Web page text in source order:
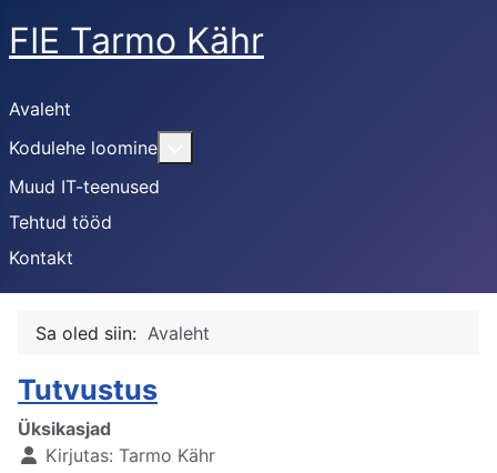
FIE Tarmo Kähr
Avaleht
Kodulehe loomine
Muud IT-teenused
Tehtud tööd
Kontakt
Sa oled siin: Avaleht
Tutvustus
Üksikasjad
Kirjutas: Tarmo Kähr